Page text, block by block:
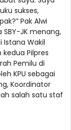
sukses,
Pak Alwi
JK menang,
Wakil
Pilpres
Pemilu di
KPU sebagai
Koordinator
salah satu staf